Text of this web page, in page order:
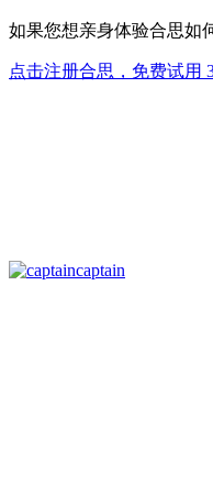
如果您想亲身体验合思如
点击注册合思，免费试用
captain